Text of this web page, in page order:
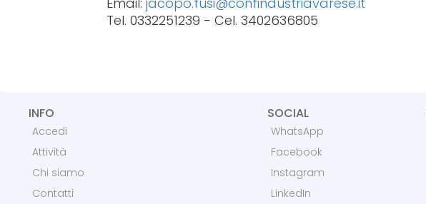
Tel. 0332251239 - Cel. 3402636805
INFO
Accedi
Attività
Chi siamo
Contatti
SOCIAL
WhatsApp
Facebook
Instagram
LinkedIn